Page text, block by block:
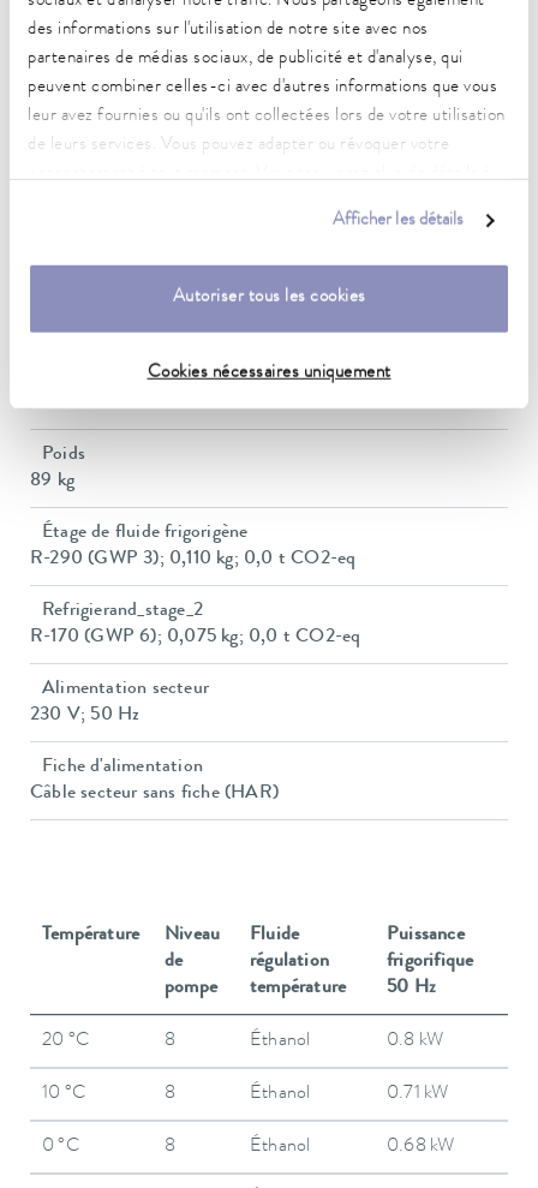
des informations sur l'utilisation de notre site avec nos
partenaires de médias sociaux, de publicité et d'analyse, qui
peuvent combiner celles-ci avec d'autres informations que vous
leur avez fournies ou qu'ils ont collectées lors de votre utilisation
de leurs services. Vous pouvez adapter ou révoquer votre
Afficher les détails
Autoriser tous les cookies
Cookies nécessaires uniquement
Puissance absorbée max.
3,7 kW
Consommation de courant
Volume du bain min./max.
Dimensions (l x P x H)
Poids
89 kg
Étage de fluide frigorigène
R-290 (GWP 3); 0,110 kg; 0,0 t CO2-eq
Refrigierand_stage_2
R-170 (GWP 6); 0,075 kg; 0,0 t CO2-eq
Alimentation secteur
230 V; 50 Hz
Fiche d'alimentation
Câble secteur sans fiche (HAR)
Température
Niveau
de
pompe
Fluide
régulation
température
Puissance
frigorifique
50 Hz
20 °C 8 Éthanol 0.8 kW
10 °C 8 Éthanol 0.71 kW
0 °C 8 Éthanol 0.68 kW